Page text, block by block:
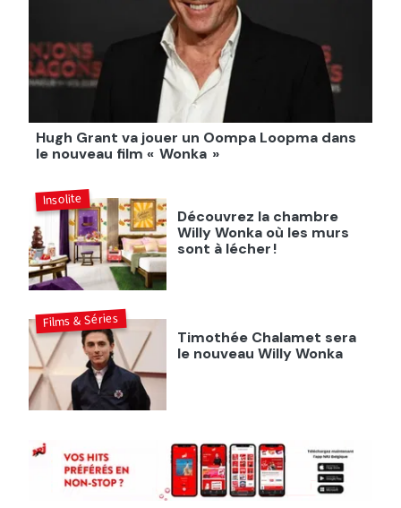
Hugh Grant va jouer un Oompa Loopma dans
le nouveau film « Wonka »
Découvrez la chambre
Willy Wonka où les murs
sont à lécher !
Insolite
Timothée Chalamet sera
le nouveau Willy Wonka
Films & Séries